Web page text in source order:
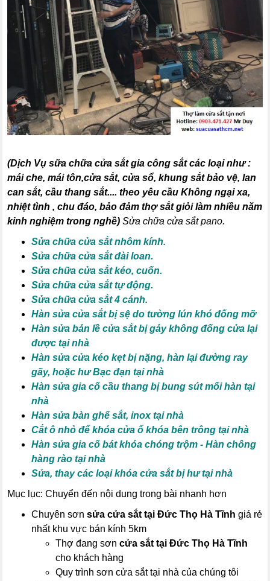
(Dịch Vụ sữa chữa cửa sắt gia công sắt các loại như :
mái che, mái tôn,cửa sắt, cửa sổ, khung sắt bảo vệ, lan
can sắt, cầu thang sắt.... theo yêu cầu Không ngại xa,
nhiệt tình , chu đáo, bảo đảm thợ sắt giỏi làm nhiều năm
kinh nghiệm trong nghề)Sửa chữa cửa sắt pano.
Sửa chữa cửa sắt nhôm kính.
Sửa chữa cửa sắt đài loan.
Sửa chữa cửa sắt kéo, cuốn.
Sửa chữa cửa sắt tự động.
Sửa chữa cửa sắt 4 cánh.
Hàn sửa cửa sắt bị sệ do tường lún khó đống mỡ
Hàn sửa bản lề cửa sắt bị gảy không đống cửa lại
được tại nhà
Hàn sửa cửa kéo kẹt bị nặng, hàn lại đường ray
gãy, hoặc hư Bạc đạn tại nhà
Hàn sửa gia cố cầu thang bị bung sút mối hàn tại
nhà
Hàn sửa bàn ghế sắt, inox tại nhà
Cắt ô nhỏ để khóa cửa ổ khóa bên trông tại nhà
Hàn sửa gia cố bát khóa chóng trộm - Hàn chông
hàng rào tại nhà
Sửa, thay các loại khóa cửa sắt bị hư tại nhà
Mục lục: Chuyển đến nội dung trong bài nhanh hơn
Chuyên sơnsửa cửa sắt tại Đức Thọ Hà Tĩnh giá rẻ
nhất khu vực bán kính 5km
Thợ đang sơncửa sắt tại Đức Thọ Hà Tĩnh
cho khách hàng
Quy trình sơn cửa sắt tại nhà của chúng tôi